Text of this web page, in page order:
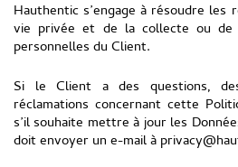
Hauthentic s’engage à résoudre les
vie privée et de la collecte ou de
personnelles du Client.
Si le Client a des questions,
réclamations concernant cette
s’il souhaite mettre à jour les
doit envoyer un e-mail à